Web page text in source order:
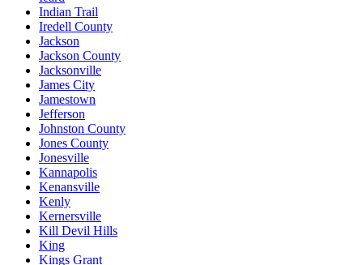
Indian Trail
Iredell County
Jackson
Jackson County
Jacksonville
James City
Jamestown
Jefferson
Johnston County
Jones County
Jonesville
Kannapolis
Kenansville
Kenly
Kernersville
Kill Devil Hills
King
Kings Grant